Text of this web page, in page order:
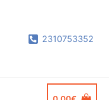
2310753352